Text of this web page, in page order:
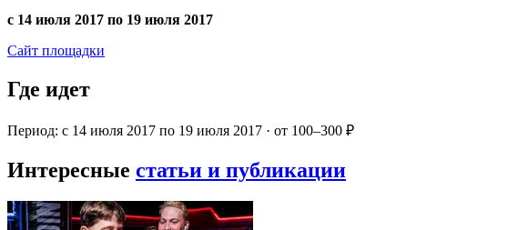
с 14 июля 2017 по 19 июля 2017
Сайт площадки
Где идет
Период: с 14 июля 2017 по 19 июля 2017 · от 100–300 ₽
Интересные статьи и публикации